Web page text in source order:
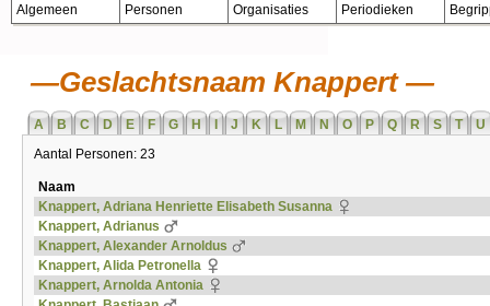
Algemeen Personen Organisaties Periodieken
Geslachtsnaam Knappert
A B C D E F G H J K L M N O P Q R S T
U
Aantal Personen: 23
Naam
Knappert, Adriana Henriette Elisabeth Susanna
Knappert, Adrianus
Knappert, Alexander Arnoldus
Knappert, Alida Petronella
Knappert, Arnolda Antonia